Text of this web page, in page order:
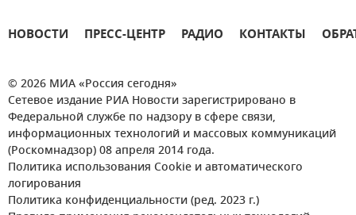
НОВОСТИ ПРЕСС-ЦЕНТР РАДИО КОНТАКТЫ
© 2026 МИА «Россия сегодня»
Сетевое издание РИА Новости зарегистрировано в
Федеральной службе по надзору в сфере связи,
информационных технологий и массовых коммуникаций
(Роскомнадзор) 08 апреля 2014 года.
Политика использования Cookie и автоматического
логирования
Политика конфиденциальности (ред. 2023 г.)